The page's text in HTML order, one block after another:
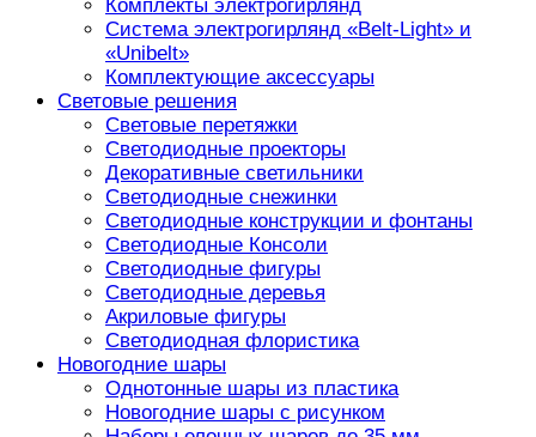
Комплекты электрогирлянд
Система электрогирлянд «Belt-Light» и
«Unibelt»
Комплектующие аксессуары
Световые решения
Световые перетяжки
Светодиодные проекторы
Декоративные светильники
Светодиодные снежинки
Светодиодные конструкции и фонтаны
Светодиодные Консоли
Светодиодные фигуры
Светодиодные деревья
Акриловые фигуры
Светодиодная флористика
Новогодние шары
Однотонные шары из пластика
Новогодние шары с рисунком